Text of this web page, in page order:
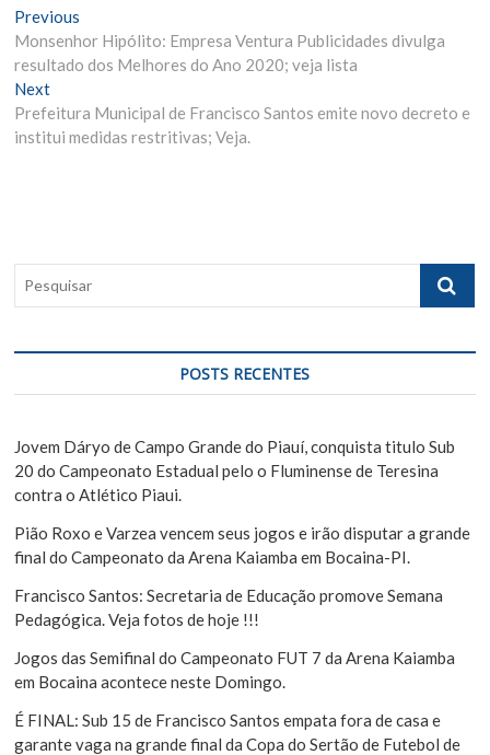
N
a
v
e
ã
o
P
o
s
t
Previous
r
e
i
o
t
:
Monsenhor Hipólito: Empresa Ventura Publicidades divulga
resultado dos Melhores do Ano 2020; veja lista
Next
e
x
:
Prefeitura Municipal de Francisco Santos emite novo decreto e
institui medidas restritivas; Veja.
q
i
a
r
POSTS RECENTES
Jovem Dáryo de Campo Grande do Piauí, conquista titulo Sub
20 do Campeonato Estadual pelo o Fluminense de Teresina
contra o Atlético Piaui.
Pião Roxo e Varzea vencem seus jogos e irão disputar a grande
final do Campeonato da Arena Kaiamba em Bocaina-PI.
Francisco Santos: Secretaria de Educação promove Semana
Pedagógica. Veja fotos de hoje !!!
Jogos das Semifinal do Campeonato FUT 7 da Arena Kaiamba
em Bocaina acontece neste Domingo.
É FINAL: Sub 15 de Francisco Santos empata fora de casa e
garante vaga na grande final da Copa do Sertão de Futebol de